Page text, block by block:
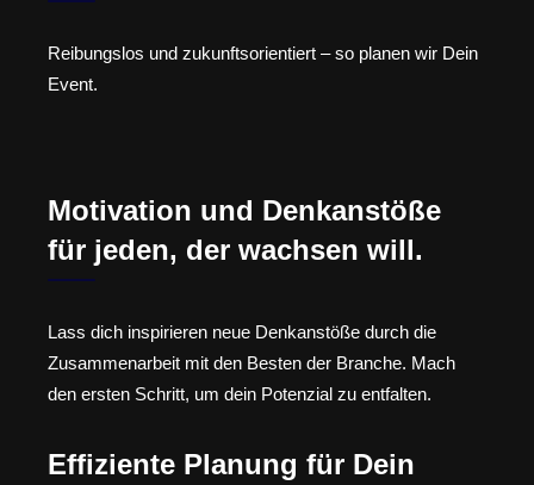
Reibungslos und zukunftsorientiert – so planen wir Dein
Event.
Motivation und Denkanstöße
für jeden, der wachsen will.
Lass dich inspirieren neue Denkanstöße durch die
Zusammenarbeit mit den Besten der Branche. Mach
den ersten Schritt, um dein Potenzial zu entfalten.
Effiziente Planung für Dein